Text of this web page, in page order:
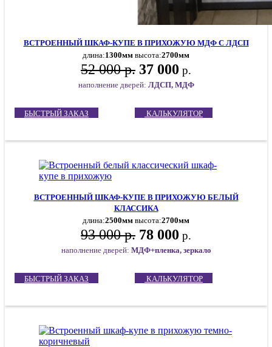
ВСТРОЕННЫЙ ШКАФ-КУПЕ В ПРИХОЖУЮ МДФ С ЛДСП
длина:1300мм высота:2700мм
52 000 р. 37 000 р.
наполнение дверей: ЛДСП, МДФ
БЫСТРЫЙ ЗАКАЗ КАЛЬКУЛЯТОР
ВСТРОЕННЫЙ ШКАФ-КУПЕ В ПРИХОЖУЮ БЕЛЫЙ
КЛАССИКА
длина:2500мм высота:2700мм
93 000 р. 78 000 р.
наполнение дверей: МДФ+пленка, зеркало
БЫСТРЫЙ ЗАКАЗ КАЛЬКУЛЯТОР